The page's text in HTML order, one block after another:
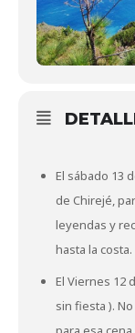
El sábado 13
de Chirejé,
leyendas y
hasta la costa.
El Viernes 12
sin fiesta ).